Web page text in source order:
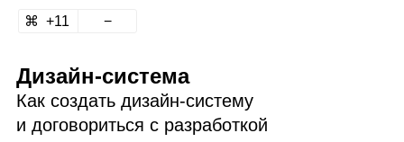
11
Дизайн‑система
Как создать дизайн‑систему
и договориться с разработкой